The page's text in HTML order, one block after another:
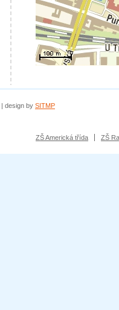
| design by SITMP
ZŠ Americká třída ZŠ